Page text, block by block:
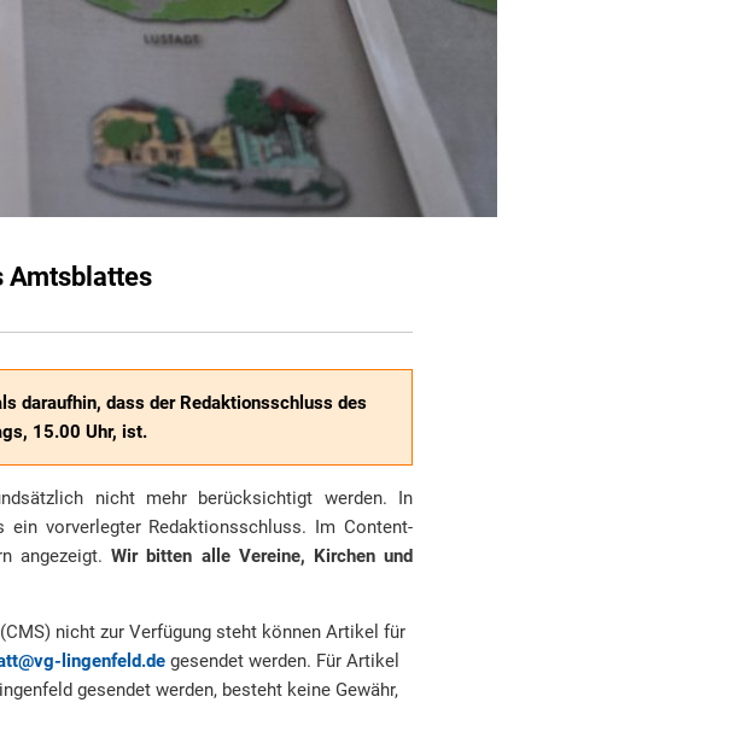
Amtsblattes
daraufhin, dass der Redaktionsschluss des
15.00 Uhr, ist.
nicht mehr berücksichtigt werden. In
ein vorverlegter Redaktionsschluss. Im Content-
angezeigt.Wir bitten alle Vereine, Kirchen und
nicht zur Verfügung steht können Artikel für
lingenfeld.de gesendet werden. Für Artikel
gesendet werden, besteht keine Gewähr,